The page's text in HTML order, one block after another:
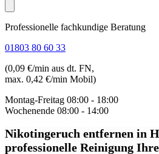
Professionelle fachkundige Beratung
01803 80 60 33
(0,09 €/min aus dt. FN,
max. 0,42 €/min Mobil)
Montag-Freitag 08:00 - 18:00
Wochenende 08:00 - 14:00
Nikotingeruch entfernen in
professionelle Reinigung